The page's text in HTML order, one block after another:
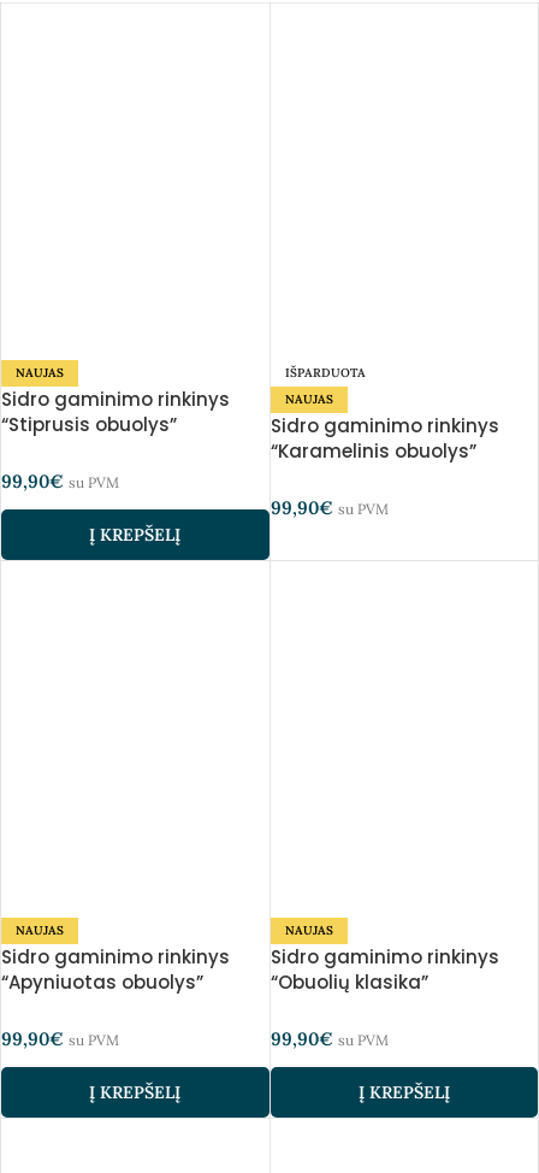
NAUJAS
Sidro gaminimo rinkinys
“Stiprusis obuolys”
99,90€ su PVM
Į KREPŠELĮ
IŠPARDUOTA
NAUJAS
Sidro gaminimo rinkinys
“Karamelinis obuolys”
99,90€ su PVM
NAUJAS
Sidro gaminimo rinkinys
“Apyniuotas obuolys”
99,90€ su PVM
Į KREPŠELĮ
NAUJAS
Sidro gaminimo rinkinys
“Obuolių klasika”
99,90€ su PVM
Į KREPŠELĮ